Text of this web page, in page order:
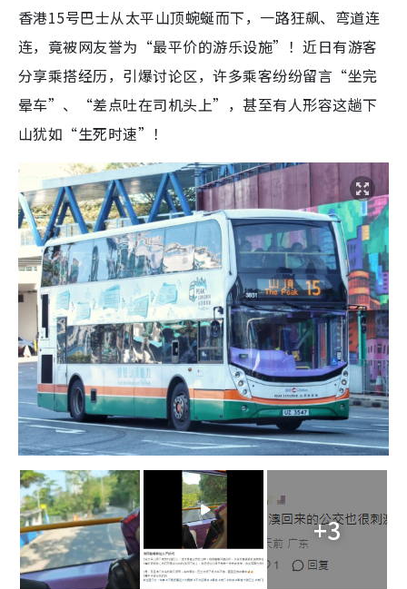
香港15号巴士从太平山顶蜿蜒而下，一路狂飙、弯道连
连，竟被网友誉为“最平价的游乐设施”！近日有游客
分享乘搭经历，引爆讨论区，许多乘客纷纷留言“坐完
晕车”、“差点吐在司机头上”，甚至有人形容这趟下
山犹如“生死时速”！
+3